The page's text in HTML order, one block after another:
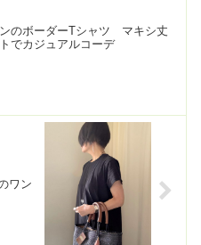
のボーダーTシャツ マキシ丈
でカジュアルコーデ
ワン